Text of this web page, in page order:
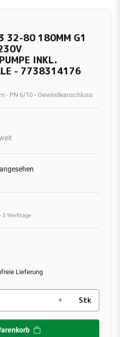
32-80 180MM G1
INKL.
- 7738314176
- PN 6/10 - Gewindeanschluss
3 Werktage
Lieferung
Stk